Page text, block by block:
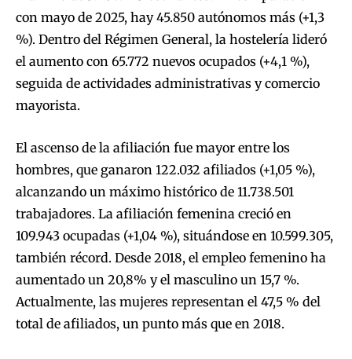
con mayo de 2025, hay 45.850 autónomos más (+1,3
%). Dentro del Régimen General, la hostelería lideró
el aumento con 65.772 nuevos ocupados (+4,1 %),
seguida de actividades administrativas y comercio
mayorista.
El ascenso de la afiliación fue mayor entre los
hombres, que ganaron 122.032 afiliados (+1,05 %),
alcanzando un máximo histórico de 11.738.501
trabajadores. La afiliación femenina creció en
109.943 ocupadas (+1,04 %), situándose en 10.599.305,
también récord. Desde 2018, el empleo femenino ha
aumentado un 20,8% y el masculino un 15,7 %.
Actualmente, las mujeres representan el 47,5 % del
total de afiliados, un punto más que en 2018.